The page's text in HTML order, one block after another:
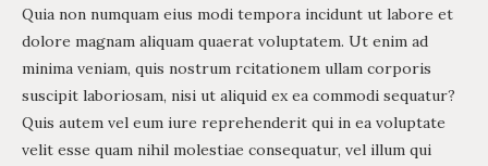
Quia non numquam eius modi tempora incidunt ut labore et
dolore magnam aliquam quaerat voluptatem. Ut enim ad
minima veniam, quis nostrum rcitationem ullam corporis
suscipit laboriosam, nisi ut aliquid ex ea commodi sequatur?
Quis autem vel eum iure reprehenderit qui in ea voluptate
velit esse quam nihil molestiae consequatur, vel illum qui